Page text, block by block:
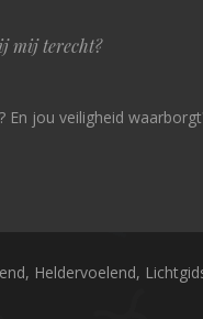
mij terecht?
jou veiligheid
Heldervoelend,